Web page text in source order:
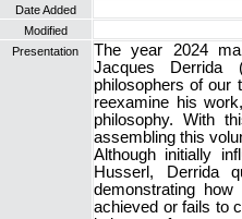
Date Added
Modified
Presentation
The year 2024
Jacques Derrida
philosophers of our
reexamine his
philosophy. With
assembling this
Although initially
Husserl, Derrida
demonstrating how
achieved or fails to